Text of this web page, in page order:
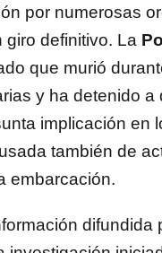
por numerosas
giro definitivo. La
que murió
y ha detenido a
implicación en
también de
embarcación.
difundida